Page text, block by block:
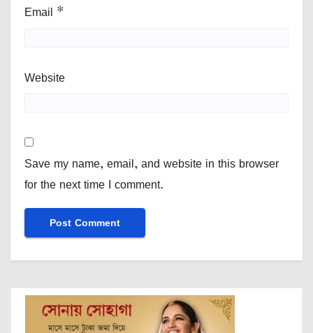
Email *
Website
Save my name, email, and website in this browser
for the next time I comment.